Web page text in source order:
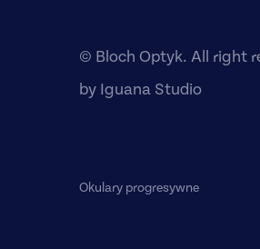
© Bloch Optyk. All right
by Iguana Studio
Okulary progresywne